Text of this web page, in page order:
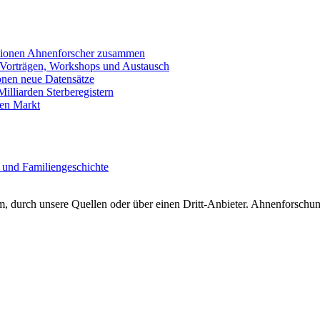
Ahnenforscher zusammen
Workshops und Austausch
neue Datensätze
Sterberegistern
Markt
Familiengeschichte
unsere Quellen oder über einen Dritt-Anbieter.